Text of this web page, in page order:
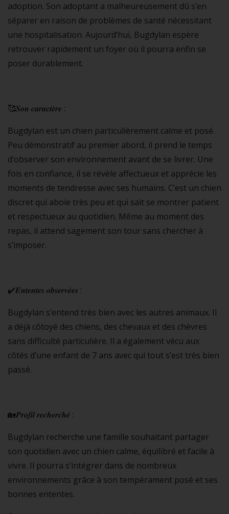
adoption. Son adoptant a malheureusement dû s’en
séparer en raison de problèmes de santé nécessitant
une hospitalisation. Aujourd’hui, Bugdylan espère
retrouver rapidement un foyer où il pourra enfin se
poser durablement.
🥰𝑺𝒐𝒏 𝒄𝒂𝒓𝒂𝒄𝒕𝒆̀𝒓𝒆 :
Bugdylan est un chien particulièrement calme et posé.
Peu démonstratif au premier abord, il prend le temps
d’observer son environnement avant de se livrer. Une
fois en confiance, il se révèle affectueux et apprécie les
moments de tendresse avec ses humains. C’est un chien
discret qui aboie très peu et qui sait se montrer patient
et respectueux au quotidien. Même au moment des
repas, il attend sagement son tour sans chercher à
s’imposer.
✔️𝑬𝒏𝒕𝒆𝒏𝒕𝒆𝒔 𝒐𝒃𝒔𝒆𝒓𝒗𝒆́𝒆𝒔 :
Bugdylan s’entend très bien avec les autres animaux. Il
a déjà côtoyé des chiens, des chevaux et des chèvres
sans difficulté particulière. Il a également vécu aux
côtés d’une enfant de 7 ans avec qui tout s’est très bien
passé.
🏡𝑷𝒓𝒐𝒇𝒊𝒍 𝒓𝒆𝒄𝒉𝒆𝒓𝒄𝒉𝒆́ :
Bugdylan recherche une famille souhaitant partager
son quotidien avec un chien calme, équilibré et facile à
vivre. Il pourra s’intégrer dans de nombreux
environnements grâce à son tempérament posé et ses
bonnes ententes.